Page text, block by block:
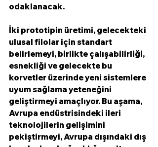
odaklanacak.
İki prototipin üretimi, gelecekteki
ulusal filolar için standart
belirlemeyi, birlikte çalışabilirliği,
esnekliği ve gelecekte bu
korvetler üzerinde yeni sistemlere
uyum sağlama yeteneğini
geliştirmeyi amaçlıyor. Bu aşama,
Avrupa endüstrisindeki ileri
teknolojilerin gelişimini
pekiştirmeyi, Avrupa dışındaki dış